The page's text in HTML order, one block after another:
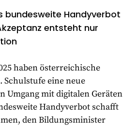
bundesweite Handyverbot
entsteht nur
haben österreichische
Schulstufe eine neue
Umgang mit digitalen Geräten
Handyverbot schafft
den Bildungsminister